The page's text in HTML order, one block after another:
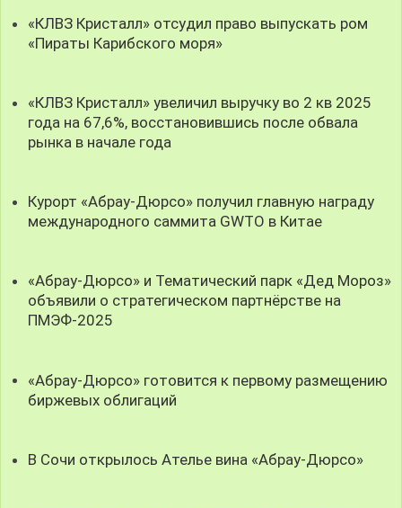
«КЛВЗ Кристалл» отсудил право выпускать ром
«Пираты Карибского моря»
«КЛВЗ Кристалл» увеличил выручку во 2 кв 2025
года на 67,6%, восстановившись после обвала
рынка в начале года
Курорт «Абрау-Дюрсо» получил главную награду
международного саммита GWTO в Китае
«Абрау-Дюрсо» и Тематический парк «Дед Мороз»
объявили о стратегическом партнёрстве на
ПМЭФ-2025
«Абрау-Дюрсо» готовится к первому размещению
биржевых облигаций
В Сочи открылось Ателье вина «Абрау-Дюрсо»